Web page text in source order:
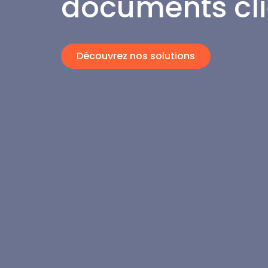
Découvrez nos solutions